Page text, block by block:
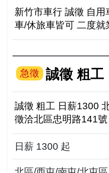
新竹市車行 誠徵 自
車/休旅車皆可 二度
0935-873270 新竹市
急徵 誠徵 粗工
誠徵 粗工 日薪1300
徵洽北區忠明路141
LINE:a0986630737
日薪 1300 起